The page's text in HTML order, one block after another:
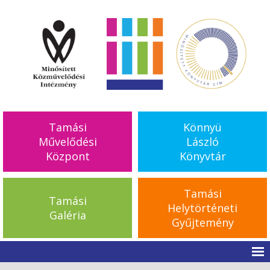
Tamási
Művelődési
Központ
Könnyü
László
Könyvtár
Tamási
Galéria
Tamási
Helytörténeti
Gyűjtemény